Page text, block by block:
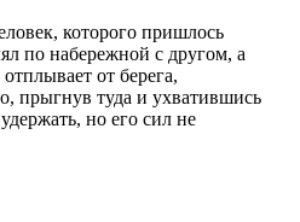
которого пришлось
по набережной с другом, а
от берега,
прыгнув туда и ухватившись
но его сил не